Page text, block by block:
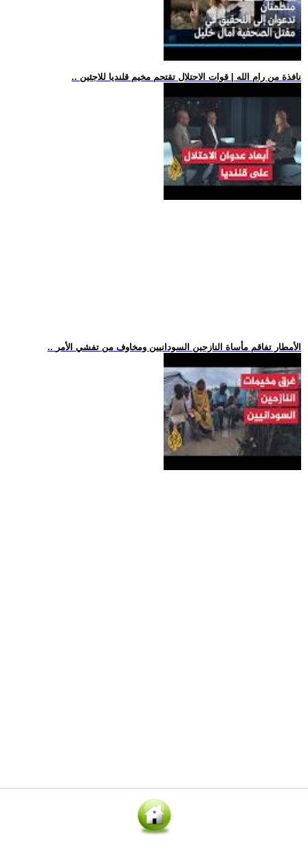
.. نافذة من رام الله | قوات الاحتلال تقتحم مخيم قلنديا للاجئين
.. الأمطار تفاقم مأساة النازحين السودانيين ومخاوف من تفشي الأمر